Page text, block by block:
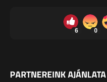
6 0
PARTNEREINK AJÁNLATA